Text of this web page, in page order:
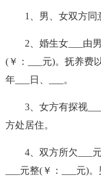
1、男、女双方同
2、婚生女___由
(￥：___元)。抚养费
年___日、___。
3、女方有探视
方处居住。
4、双方所欠___
___元整(￥：___元)